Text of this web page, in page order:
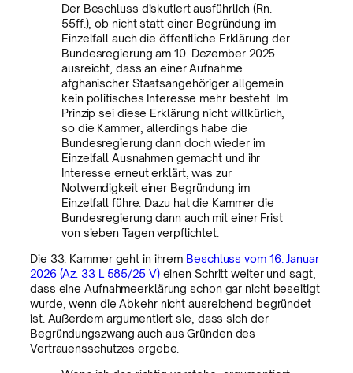
Der Beschluss diskutiert ausführlich (Rn.
55ff.), ob nicht statt einer Begründung im
Einzelfall auch die öffentliche Erklärung der
Bundesregierung am 10. Dezember 2025
ausreicht, dass an einer Aufnahme
afghanischer Staatsangehöriger allgemein
kein politisches Interesse mehr besteht. Im
Prinzip sei diese Erklärung nicht willkürlich,
so die Kammer, allerdings habe die
Bundesregierung dann doch wieder im
Einzelfall Ausnahmen gemacht und ihr
Interesse erneut erklärt, was zur
Notwendigkeit einer Begründung im
Einzelfall führe. Dazu hat die Kammer die
Bundesregierung dann auch mit einer Frist
von sieben Tagen verpflichtet.
Die 33. Kammer geht in ihrem Beschluss vom 16. Januar
2026 (Az. 33 L 585/25 V)einen Schritt weiter und sagt,
dass eine Aufnahmeerklärung schon gar nicht beseitigt
wurde, wenn die Abkehr nicht ausreichend begründet
ist. Außerdem argumentiert sie, dass sich der
Begründungszwang auch aus Gründen des
Vertrauensschutzes ergebe.